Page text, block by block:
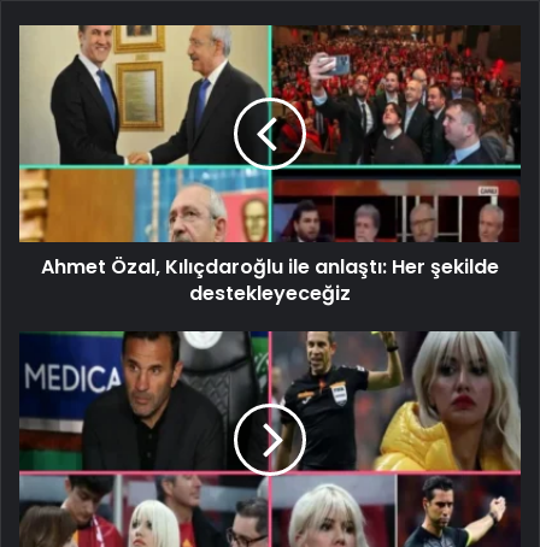
Ahmet Özal, Kılıçdaroğlu ile anlaştı: Her şekilde
destekleyeceğiz